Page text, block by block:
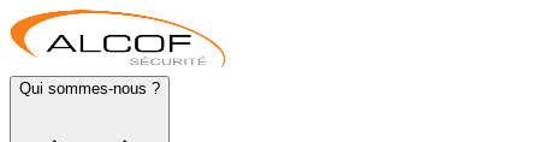
Qui sommes-nous ?